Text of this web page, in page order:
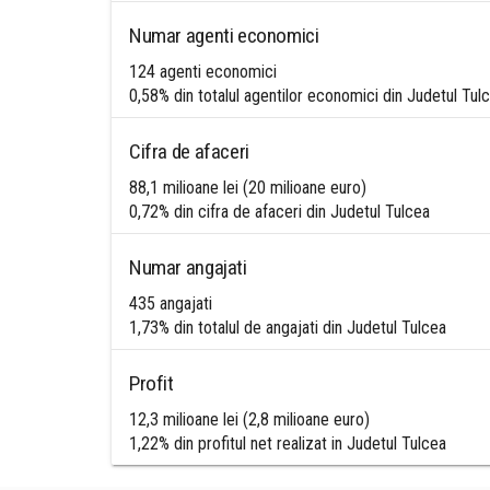
Numar agenti economici
124 agenti economici
0,58% din totalul agentilor economici din Judetul
Cifra de afaceri
88,1 milioane lei (20 milioane euro)
0,72% din cifra de afaceri din Judetul Tulcea
Numar angajati
435 angajati
1,73% din totalul de angajati din Judetul Tulcea
Profit
12,3 milioane lei (2,8 milioane euro)
1,22% din profitul net realizat in Judetul Tulcea